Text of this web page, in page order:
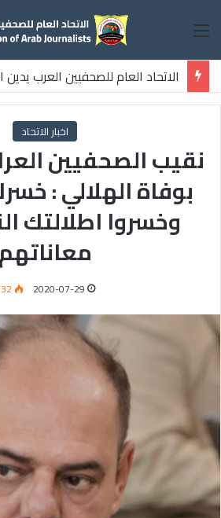
القائمة
الاتحاد العام للصحفيين العرب
ثلاثة صحفيين فلسطينيين باستهداف
اخبار الاتحاد
نقيب الصحفيين
بوفاة الهلالي :
وخسروا اطلالتك
معاناتهم
2020-07-29